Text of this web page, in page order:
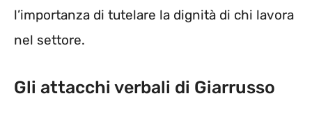
l’importanza di tutelare la dignità di chi lavora
nel settore.
Gli attacchi verbali di Giarrusso